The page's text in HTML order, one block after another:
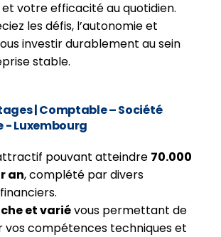
votre efficacité au quotidien.
les défis, l’autonomie et
investir durablement au sein
stable.
| Comptable – Société
- Luxembourg
pouvant atteindre 70.000
an, complété par divers
et variévous permettant de
vos compétences techniques et